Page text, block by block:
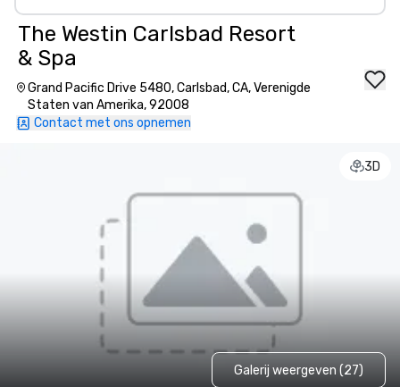
The Westin Carlsbad Resort
& Spa
Grand Pacific Drive 5480, Carlsbad, CA, Verenigde
Staten van Amerika, 92008
Contact met ons opnemen
3D
Galerij weergeven (27)